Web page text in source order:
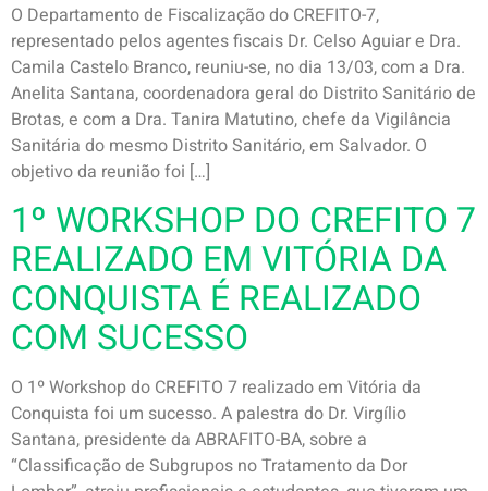
O Departamento de Fiscalização do CREFITO-7,
representado pelos agentes fiscais Dr. Celso Aguiar e Dra.
Camila Castelo Branco, reuniu-se, no dia 13/03, com a Dra.
Anelita Santana, coordenadora geral do Distrito Sanitário de
Brotas, e com a Dra. Tanira Matutino, chefe da Vigilância
Sanitária do mesmo Distrito Sanitário, em Salvador. O
objetivo da reunião foi […]
1º WORKSHOP DO CREFITO 7
REALIZADO EM VITÓRIA DA
CONQUISTA É REALIZADO
COM SUCESSO
O 1º Workshop do CREFITO 7 realizado em Vitória da
Conquista foi um sucesso. A palestra do Dr. Virgílio
Santana, presidente da ABRAFITO-BA, sobre a
“Classificação de Subgrupos no Tratamento da Dor